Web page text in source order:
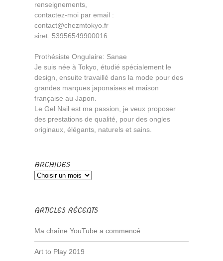
renseignements,
contactez-moi par email :
contact@chezmtokyo.fr
siret: 53956549900016
Prothésiste Ongulaire: Sanae
Je suis née à Tokyo, étudié spécialement le
design, ensuite travaillé dans la mode pour des
grandes marques japonaises et maison
française au Japon.
Le Gel Nail est ma passion, je veux proposer
des prestations de qualité, pour des ongles
originaux, élégants, naturels et sains.
ARCHIVES
ARTICLES RÉCENTS
Ma chaîne YouTube a commencé
Art to Play 2019